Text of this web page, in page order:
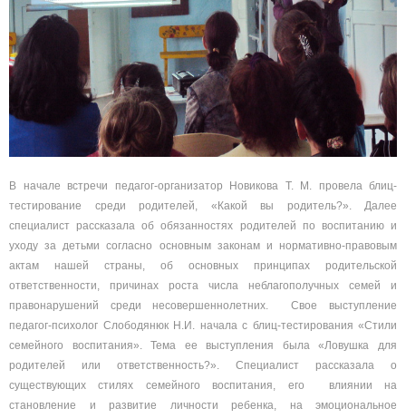
В начале встречи педагог-организатор Новикова Т. М. провела блиц-
тестирование среди родителей, «Какой вы родитель?». Далее
специалист рассказала об обязанностях родителей по воспитанию и
уходу за детьми согласно основным законам и нормативно-правовым
актам нашей страны, об основных принципах родительской
ответственности, причинах роста числа неблагополучных семей и
правонарушений среди несовершеннолетних. Свое выступление
педагог-психолог Слободянюк Н.И. начала с блиц-тестирования «Стили
семейного воспитания». Тема ее выступления была «Ловушка для
родителей или ответственность?». Специалист рассказала о
существующих стилях семейного воспитания, его влиянии на
становление и развитие личности ребенка, на эмоциональное